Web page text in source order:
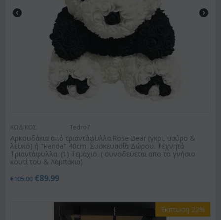
ΚΩΔΙΚΟΣ: Tedro7
Αρκουδάκια από τριαντάφυλλα.Rose Bear (γκρι, μαύρο &
λευκό) ή "Panda" 40cm. Συσκευασία Δώρου. Τεχνητά
Τριαντάφυλλα. (1) Τεμάχιο. ( συνοδεύεται απο το γνήσιο
κουτί του & Λαμπάκια)
€105.00 €89.99
Έκπτωση 22%